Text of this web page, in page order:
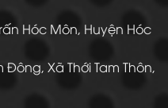
Hóc Môn, Huyện Hóc
Đông, Xã Thới Tam Thôn,